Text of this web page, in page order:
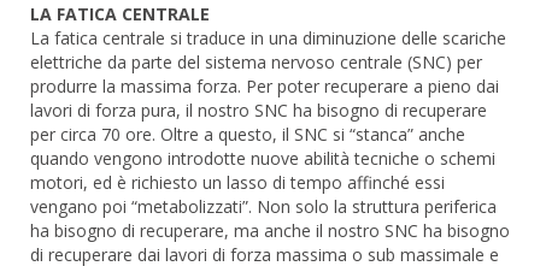
LA FATICA CENTRALE
La fatica centrale si traduce in una diminuzione delle scariche
elettriche da parte del sistema nervoso centrale (SNC) per
produrre la massima forza. Per poter recuperare a pieno dai
lavori di forza pura, il nostro SNC ha bisogno di recuperare
per circa 70 ore. Oltre a questo, il SNC si “stanca” anche
quando vengono introdotte nuove abilità tecniche o schemi
motori, ed è richiesto un lasso di tempo affinché essi
vengano poi “metabolizzati”. Non solo la struttura periferica
ha bisogno di recuperare, ma anche il nostro SNC ha bisogno
di recuperare dai lavori di forza massima o sub massimale e